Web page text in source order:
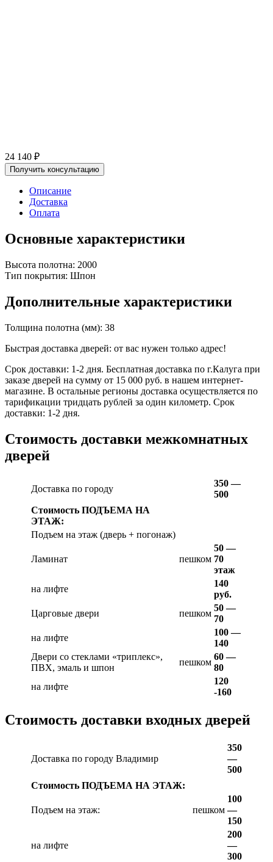
24 140 ₽
Получить консультацию
Описание
Доставка
Оплата
Основные характеристики
Высота полотна: 2000
Тип покрытия: Шпон
Дополнительные характеристики
Толщина полотна (мм): 38
Быстрая доставка дверей: от вас нужен только адрес!
Срок доставки: 1-2 дня. Бесплатная доставка по г.Калуга при
заказе дверей на сумму от 15 000 руб. в нашем интернет-
магазине. В остальные регионы доставка осуществляется по
тарификации тридцать рублей за один километр. Срок
доставки: 1-2 дня.
Стоимость доставки межкомнатных
дверей
Доставка по городу
350 —
500
Стоимость ПОДЪЕМА НА
ЭТАЖ:
Подъем на этаж (дверь + погонаж)
Ламинат пешком
50 —
70
этаж
на лифте
140
руб.
Царговые двери
пешком
50 —
70
на лифте
100 —
140
Двери со стеклами «триплекс»,
ПВХ, эмаль и шпон
пешком
60 —
80
на лифте
120
-160
Стоимость доставки входных дверей
Доставка по городу Владимир
350
—
500
Стоимость ПОДЪЕМА НА ЭТАЖ:
Подъем на этаж: пешком
100
—
150
на лифте
200
—
300